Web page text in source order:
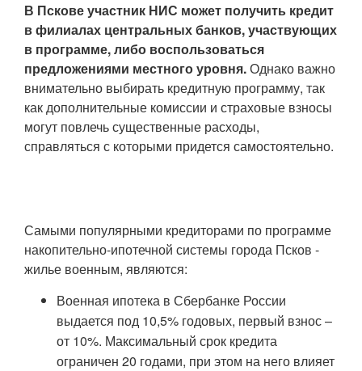
В Пскове участник НИС может получить кредит
в филиалах центральных банков, участвующих
в программе, либо воспользоваться
предложениями местного уровня.Однако важно
внимательно выбирать кредитную программу, так
как дополнительные комиссии и страховые взносы
могут повлечь существенные расходы,
справляться с которыми придется самостоятельно.
Самыми популярными кредиторами по программе
накопительно-ипотечной системы города Псков -
жилье военным, являются:
Военная ипотека в Сбербанке России
выдается под 10,5% годовых, первый взнос –
от 10%. Максимальный срок кредита
ограничен 20 годами, при этом на него влияет